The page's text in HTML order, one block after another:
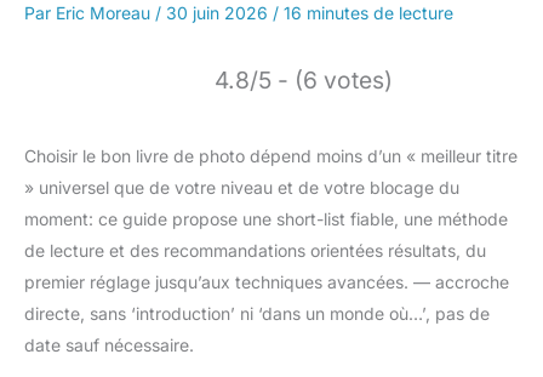
Par Eric Moreau / 30 juin 2026 / 16 minutes de lecture
4.8/5 - (6 votes)
Choisir le bon livre de photo dépend moins d’un « meilleur titre
» universel que de votre niveau et de votre blocage du
moment: ce guide propose une short-list fiable, une méthode
de lecture et des recommandations orientées résultats, du
premier réglage jusqu’aux techniques avancées. — accroche
directe, sans ‘introduction’ ni ‘dans un monde où…’, pas de
date sauf nécessaire.